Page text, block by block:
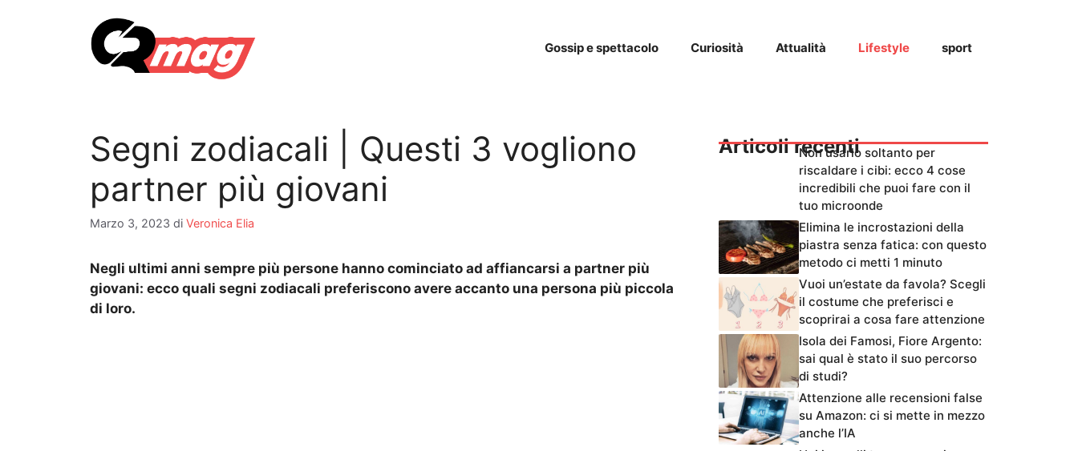
Gossip e spettacolo Curiosità Attualità Lifestyle sport
Segni zodiacali | Questi 3 vogliono
partner più giovani
Marzo 3, 2023 di Veronica Elia
Negli ultimi anni sempre più persone hanno cominciato ad affiancarsi a partner più
giovani: ecco quali segni zodiacali preferiscono avere accanto una persona più piccola
di loro.
Articoli recentiNon usarlo soltanto per
riscaldare i cibi: ecco 4 cose
incredibili che puoi fare con il
tuo microonde
Elimina le incrostazioni della
piastra senza fatica: con questo
metodo ci metti 1 minuto
Vuoi un’estate da favola? Scegli
il costume che preferisci e
scoprirai a cosa fare attenzione
Isola dei Famosi, Fiore Argento:
sai qual è stato il suo percorso
di studi?
Attenzione alle recensioni false
su Amazon: ci si mette in mezzo
anche l’IA